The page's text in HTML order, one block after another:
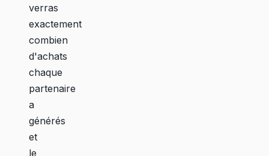
verras
exactement
combien
d'achats
chaque
partenaire
a
générés
et
le